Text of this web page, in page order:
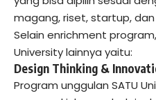
magang, riset, startup,
Selain enrichment
University lainnya yaitu:
Design Thinking &
Program unggulan SATU